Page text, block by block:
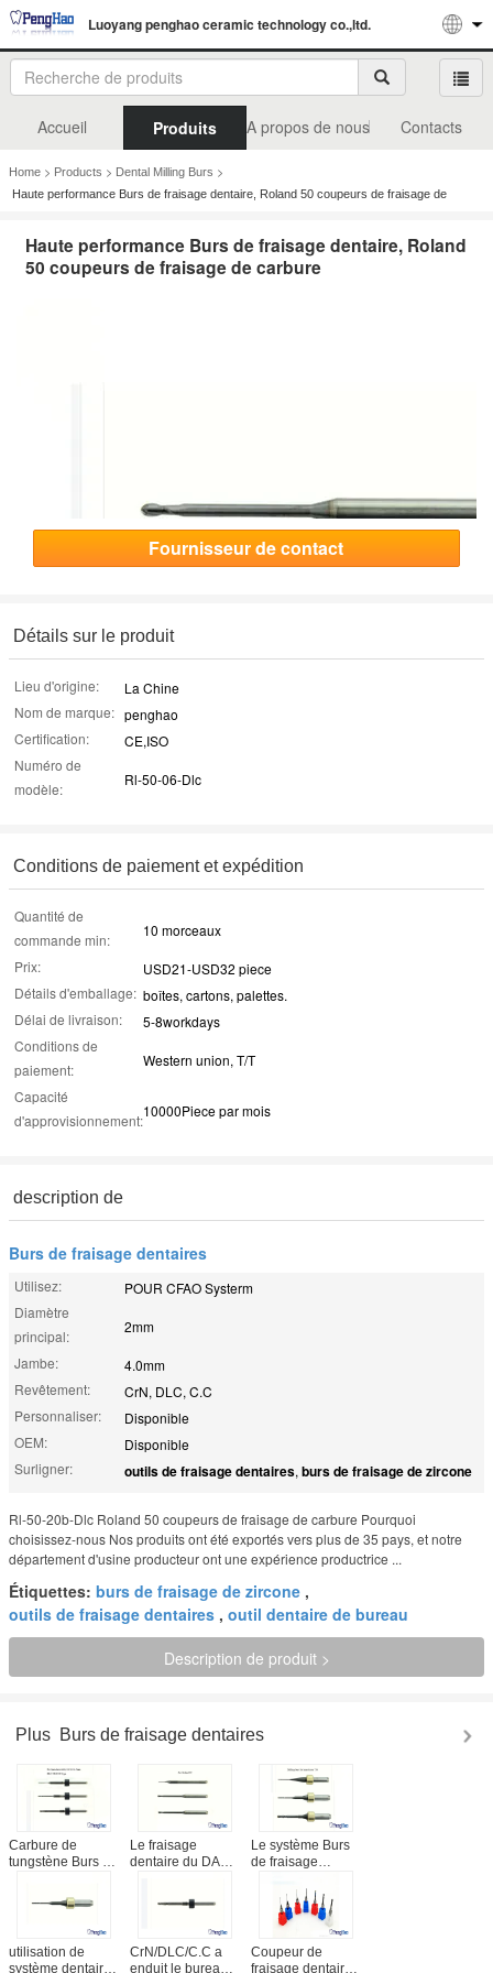
Luoyang penghao ceramic technology co.,ltd.
Accueil Produits A propos de nous Contacts
Home > Products > Dental Milling Burs >
Haute performance Burs de fraisage dentaire, Roland 50 coupeurs de fraisage de
Haute performance Burs de fraisage dentaire, Roland
50 coupeurs de fraisage de carbure
Fournisseur de contact
Détails sur le produit
Lieu d'origine:
La Chine
Nom de marque: penghao
Certification:
CE,ISO
Numéro de
modèle:
Rl-50-06-Dlc
Conditions de paiement et expédition
Quantité de
commande min:
10 morceaux
Prix:
USD21-USD32 piece
Détails d'emballage: boîtes, cartons, palettes.
Délai de livraison:
5-8workdays
Conditions de
paiement:
Western union, T/T
Capacité
d'approvisionnement:
10000Piece par mois
description de
Burs de fraisage dentaires
Utilisez:
POUR CFAO Systerm
Diamètre
principal:
2mm
Jambe:
4.0mm
Revêtement:
CrN, DLC, C.C
Personnaliser:
Disponible
OEM:
Disponible
Surligner:
outils de fraisage dentaires, burs de fraisage de zircone
Rl-50-20b-Dlc Roland 50 coupeurs de fraisage de carbure Pourquoi
choisissez-nous Nos produits ont été exportés vers plus de 35 pays, et notre
département d'usine producteur ont une expérience productrice ...
Étiquettes: burs de fraisage de zircone ,
outils de fraisage dentaires , outil dentaire de bureau
Description de produit >
Plus Burs de fraisage dentaires
Carbure de
tungstène Burs de
pour le service du
système OEM du
acceptable
Le fraisage
dentaire du DAO
porcelaine usine
l'approbation de
la CE/OIN
Le système Burs
de fraisage
CrN/DLC/C.C
d'Imes-Icore 750 a
enduit pour la
zircone
utilisation de
système dentaire
CrN/DLC/C.C a
enduit le bureau
Coupeur de
fraisage dentaire